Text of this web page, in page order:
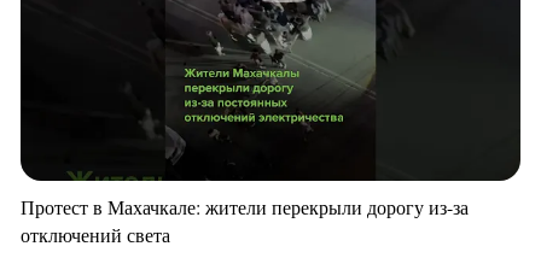
Протест в Махачкале: жители перекрыли дорогу из-за
отключений света